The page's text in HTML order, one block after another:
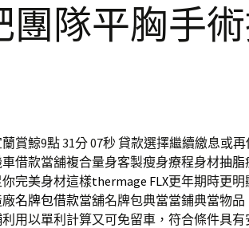
團隊平胸手
賞鯨9點 31分 07秒貸款選擇繼續繳息或
借款當舖複合量身客製瘦身療程身材抽脂
完美身材這樣thermage FLX更年期時更明
名牌包借款當舖名牌包典當當鋪典當物
利用以單利計算又可免留車，符合條件具